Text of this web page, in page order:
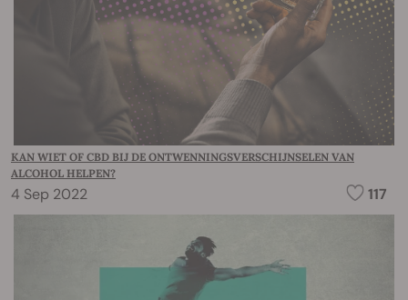
KAN WIET OF CBD BIJ DE ONTWENNINGSVERSCHIJNSELEN VAN
ALCOHOL HELPEN?
4 Sep 2022 117